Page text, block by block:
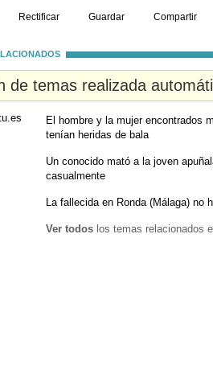
Rectificar Guardar Compartir
de temas realizada
El hombre y la mujer encontrados
tenían heridas de bala
Un conocido mató a la joven
casualmente
La fallecida en Ronda (Málaga) no
Ver todos los temas relacionados